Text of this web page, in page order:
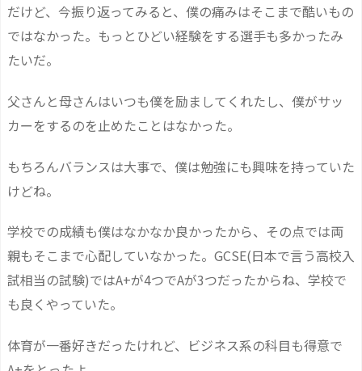
だけど、今振り返ってみると、僕の痛みはそこまで酷いもの
ではなかった。もっとひどい経験をする選手も多かったみ
たいだ。
父さんと母さんはいつも僕を励ましてくれたし、僕がサッ
カーをするのを止めたことはなかった。
もちろんバランスは大事で、僕は勉強にも興味を持っていた
けどね。
学校での成績も僕はなかなか良かったから、その点では両
親もそこまで心配していなかった。GCSE(日本で言う高校入
試相当の試験)ではA+が4つでAが3つだったからね、学校で
も良くやっていた。
体育が一番好きだったけれど、ビジネス系の科目も得意で